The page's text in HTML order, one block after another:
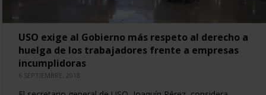
USO exige al Gobierno más respeto al derecho a
huelga de los trabajadores frente a empresas
incumplidoras
6 SEPTIEMBRE, 2018